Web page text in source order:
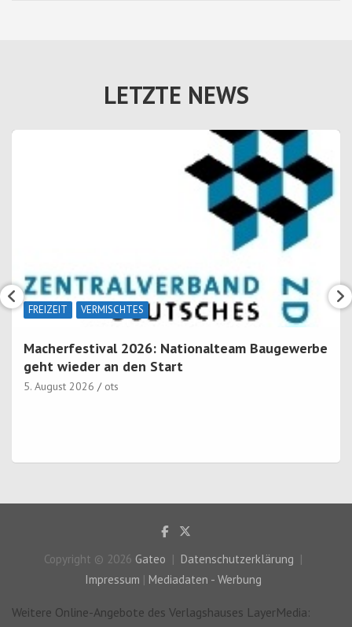
LETZTE NEWS
FREIZEIT VERMISCHTES
Macherfestival 2026: Nationalteam Baugewerbe
geht wieder an den Start
5. August 2026 ots
Copyright © 2026 Gateo
Datenschutzerklärung
Impressum | Mediadaten - Werbung
Weitere Online-Angebote des Verlagshauses LayerMedia: